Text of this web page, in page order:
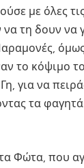
με όλες
τη δουν να
το κόψιμο
για να
τα
Φώτα, που